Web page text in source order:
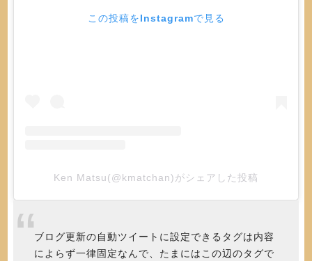
この投稿をInstagramで見る
Ken Matsu(@kmatchan)がシェアした投稿
ブログ更新の自動ツイートに設定できるタグは内容
によらず一律固定なんで、たまにはこの辺のタグで